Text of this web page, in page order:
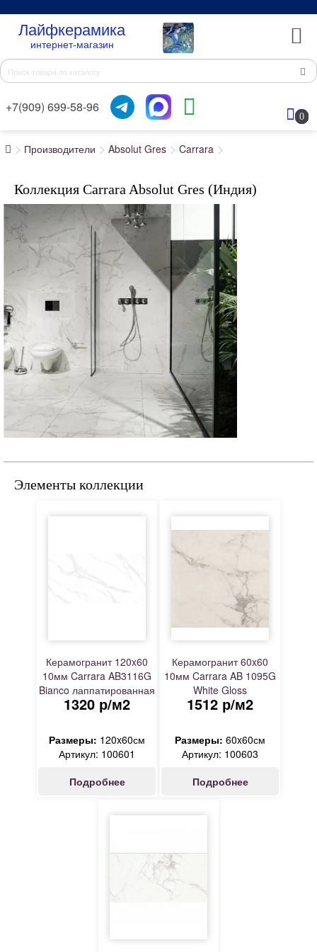
Лайфкерамика
интернет-магазин
+7(909) 699-58-96
0
Производители Absolut Gres Carrara
Коллекция Carrara Absolut Gres (Индия)
Элементы коллекции
Керамогранит 120x60
10мм Carrara AB3116G
Bianco лаппатированная
белый Absolut Gres
1320 р/м2
Размеры: 120x60см
Артикул: 100601
Подробнее
Керамогранит 60x60
10мм Carrara AB 1095G
White Gloss
полированная белый
1512 р/м2
Размеры: 60x60см
Артикул: 100603
Подробнее